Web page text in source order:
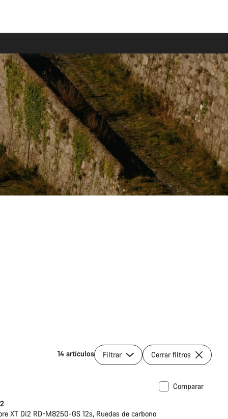
14 artículos Filtrar Cerrar filtros
Comparar
XT Di2 RD-M8250-GS 12s, Ruedas de carbono